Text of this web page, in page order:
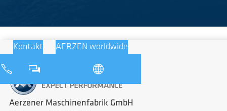
Kontakt AERZEN worldwide
Aerzener Maschinenfabrik GmbH